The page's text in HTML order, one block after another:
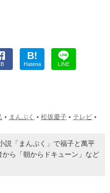
B!
Hatena LINE
• まんぷく • 松坂慶子 • テレビ •
説「まんぷく」で福子と萬平
ら「朝からドキューン」など